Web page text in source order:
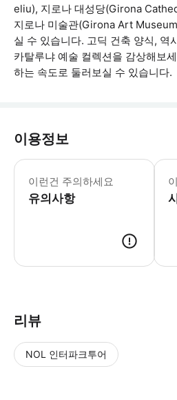
eliu), 지로나 대성당(Girona
지로나 미술관(Girona Art
실 수 있습니다. 고딕 건축 양식, 역
카탈루냐 예술 컬렉션을 감상해보
하는 속도로 둘러보실 수 있습니다.
이용정보
이런건 주의하세요
유의사항
어린
리뷰
NOL 인터파크투어